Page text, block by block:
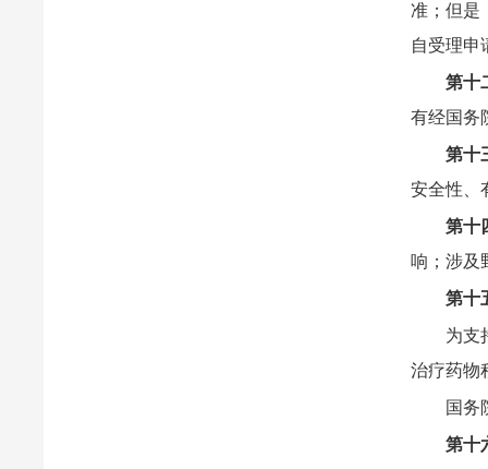
准；但是
自受理申
第十
有经国务
第十
安全性、
第十
响；涉及
第十
为支
治疗药物
国务
第十